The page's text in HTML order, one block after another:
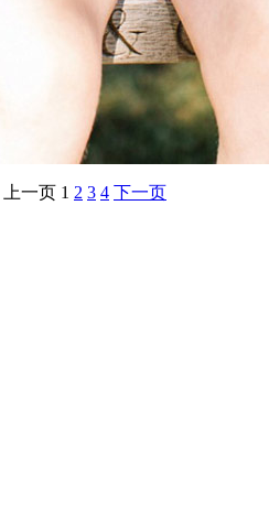
上一页 1 2 3 4 下一页